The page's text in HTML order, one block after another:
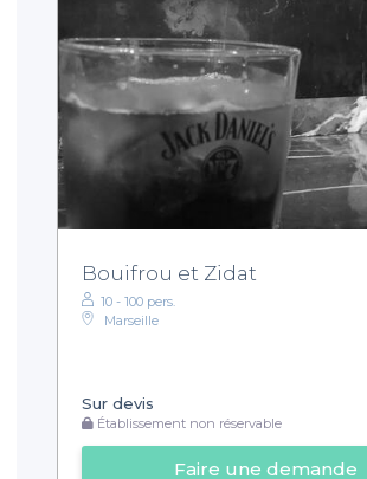
Bouifrou et Zidat
10 - 100 pers.
Marseille
Sur devis
Établissement non réservable
Faire une demande